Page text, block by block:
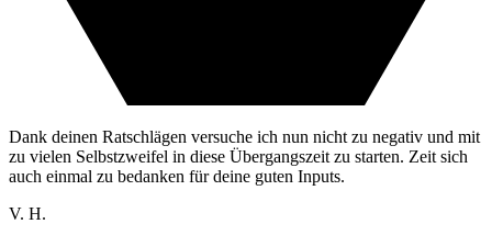
Dank deinen Ratschlägen versuche ich nun nicht zu negativ und mit
zu vielen Selbstzweifel in diese Übergangszeit zu starten. Zeit sich
auch einmal zu bedanken für deine guten Inputs.
V. H.